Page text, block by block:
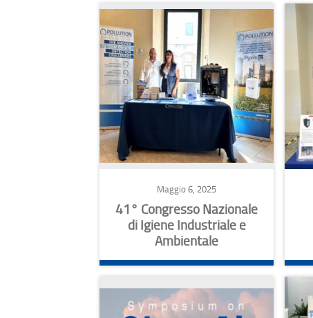
Maggio 6, 2025
41° Congresso Nazionale
di Igiene Industriale e
Ambientale